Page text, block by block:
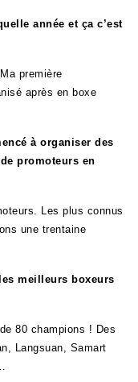
année et ça c’est
première
après en boxe
à organiser des
promoteurs en
Les plus connus
une trentaine
meilleurs boxeurs
80 champions ! Des
Langsuan, Samart